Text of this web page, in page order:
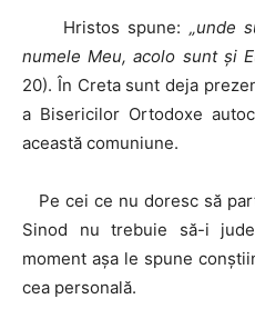
Hristos spune: „unde
numele Meu, acolo sunt şi
20). În Creta sunt deja
a Bisericilor Ortodoxe
această comuniune.
Pe cei ce nu doresc să
Sinod nu trebuie să-i
moment așa le spune
cea personală.